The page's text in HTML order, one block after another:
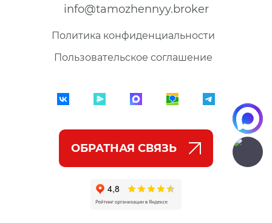
info@tamozhennyy.broker
Политика конфиденциальности
Пользовательское соглашение
ОБРАТНАЯ СВЯЗЬ